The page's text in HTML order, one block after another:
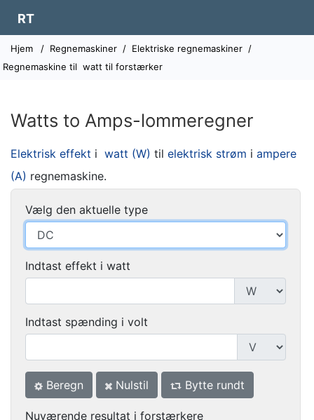
RT
Hjem / Regnemaskiner / Elektriske regnemaskiner /
Regnemaskine til watt til forstærker
Watts to Amps-lommeregner
Elektrisk effekt i watt (W) til elektrisk strøm i ampere
(A) regnemaskine.
Vælg den aktuelle type
Indtast effekt i watt
Indtast spænding i volt
Beregn Nulstil Bytte rundt
Nuværende resultat i forstærkere